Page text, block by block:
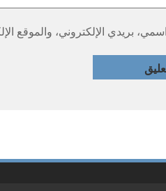
بريدي الإلكتروني، والموقع